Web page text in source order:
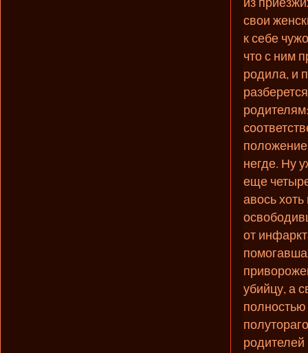
свои
к себе
что с ним
родила, и
негде. Ну
еще
авось
от
убийцу, а